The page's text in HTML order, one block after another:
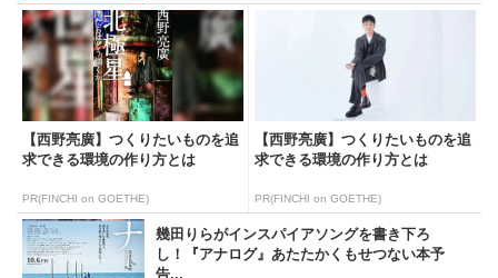
【西野亮廣】つくりたいものを追
求できる環境の作り方とは
PR(FINCHI on GOETHE)
【西野亮廣】つくりたいものを追
求できる環境の作り方とは
PR(FINCHI on GOETHE)
幾田りらがインスパイアソングを書き下ろ
し！『アナログ』あたたかくもせつない本予
告...